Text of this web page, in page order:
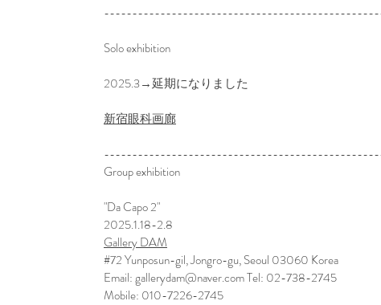
Solo exhibition
2025.3→延期になりました
新宿眼科画廊
Group exhibition
​"Da Capo 2"
2025.1.18-2.8
Gallery DAM
#72 Yunposun-gil, Jongro-gu, Seoul 03060 Korea
Email:gallerydam@naver.comTel: 02-738-2745
Mobile: 010-7226-2745